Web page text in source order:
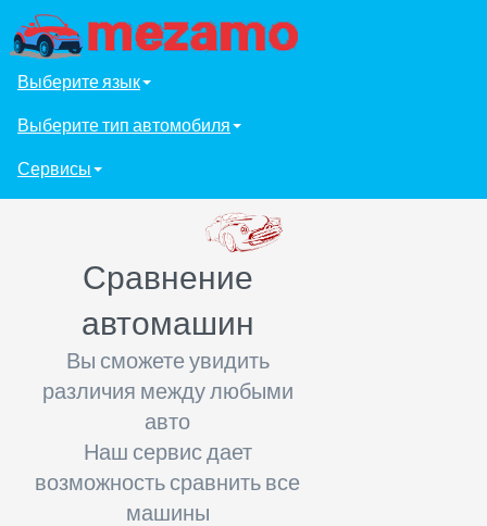
Выберите язык
Выберите тип автомобиля
Сервисы
Сравнение
автомашин
Вы сможете увидить
различия между любыми
авто
Наш сервис дает
возможность сравнить все
машины